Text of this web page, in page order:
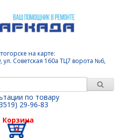
на карте:
ул. Советская 160а ТЦ7 ворота №6,
по товару
29-96-83
Корзина
0